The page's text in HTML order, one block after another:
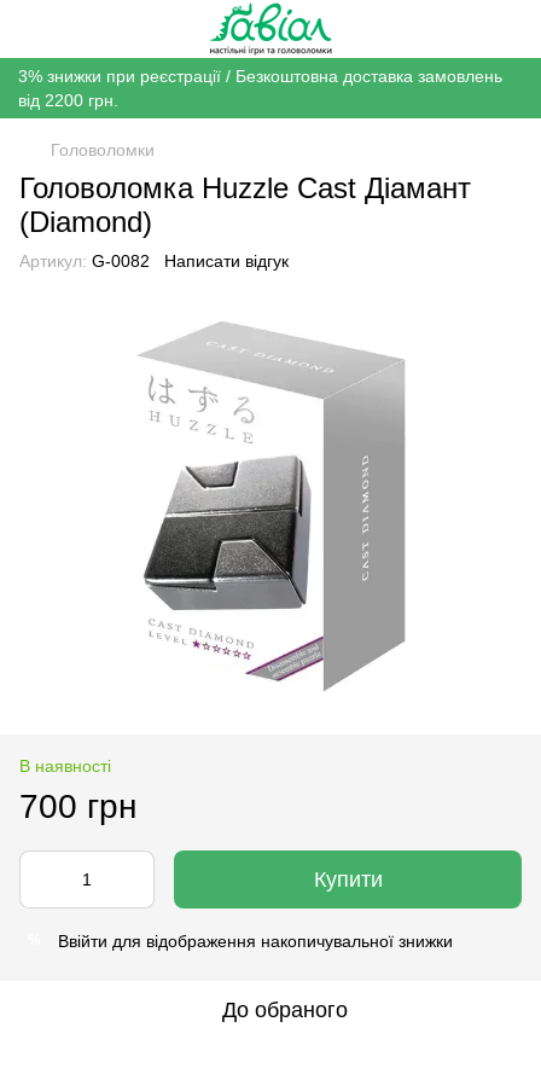
3% знижки при реєстрації / Безкоштовна доставка замовлень
від 2200 грн.
Головоломки
Головоломка Huzzle Cast Діамант
(Diamond)
Артикул: G-0082 Написати відгук
В наявності
700 грн
Купити
Ввійти для відображення накопичувальної знижки
До обраного